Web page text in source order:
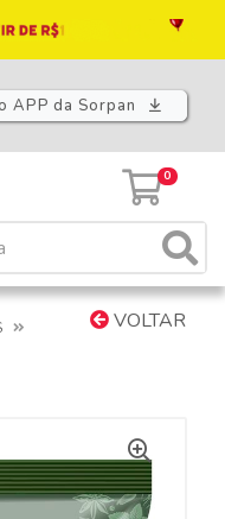
APP da Sorpan
0
VOLTAR